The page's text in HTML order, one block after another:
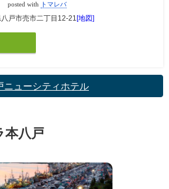
posted with トマレバ
戸市売市二丁目12-21 [地図]
ニューシティホテル
本八戸